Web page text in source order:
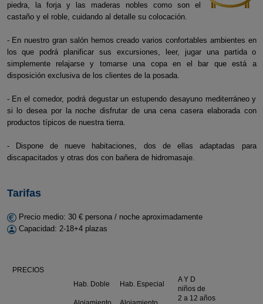
piedra, la forja y las maderas nobles como son el
castaño y el roble, cuidando al detalle su colocación.
- En nuestro gran salón hemos creado varios confortables ambientes en
los que podrá planificar sus excursiones, leer, jugar una partida o
simplemente relajarse y tomarse una copa en el bar que está a
disposición exclusiva de los clientes de la posada.
- En el comedor, podrá degustar un estupendo desayuno mediterráneo y
si lo desea por la noche disfrutar de una cena casera elaborada con
productos típicos de nuestra tierra.
- Dispone de nueve habitaciones, dos de ellas adaptadas para
discapacitados y otras dos con bañera de hidromasaje.
Tarifas
Precio medio: 30 € persona / noche aproximadamente
Capacidad: 2-18+4 plazas
PRECIOS
Hab. Doble
Hab. Especial
A Y D
niños de
2 a 12 años